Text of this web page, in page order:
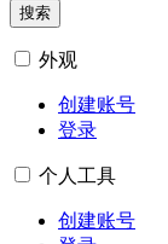
搜索
外观
创建账号
登录
个人工具
创建账号